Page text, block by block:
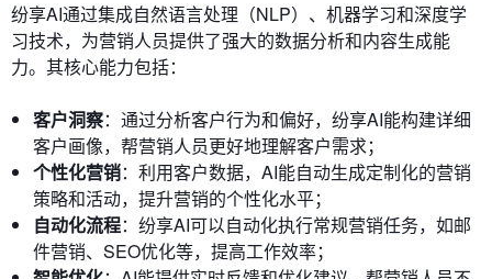
纷享AI通过集成自然语言处理（NLP）、机器学习和深度学
习技术，为营销人员提供了强大的数据分析和内容生成能
力。其核心能力包括：
客户洞察：通过分析客户行为和偏好，纷享AI能构建详细
客户画像，帮营销人员更好地理解客户需求；
个性化营销：利用客户数据，AI能自动生成定制化的营销
策略和活动，提升营销的个性化水平；
自动化流程：纷享AI可以自动化执行常规营销任务，如邮
件营销、SEO优化等，提高工作效率；